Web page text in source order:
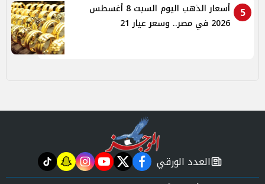
5
أسعار الذهب اليوم السبت 8 أغسطس
2026 في مصر.. وسعر عيار 21
newspaper
العدد الورقي facebook
twitter
youtube
instagram
snapchat
tiktok